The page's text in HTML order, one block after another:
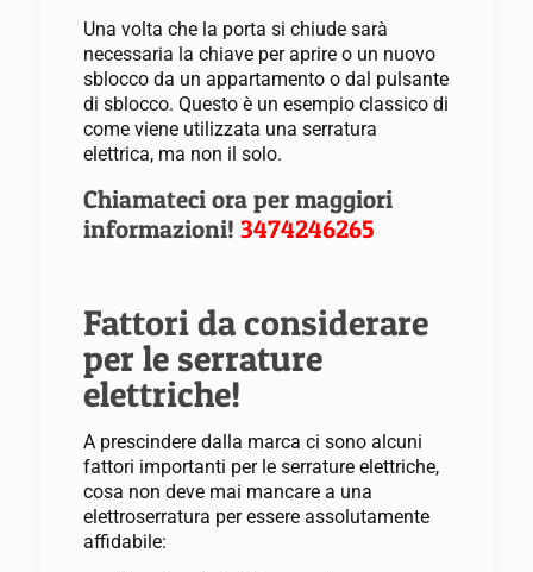
Una volta che la porta si chiude sarà
necessaria la chiave per aprire o un nuovo
sblocco da un appartamento o dal pulsante
di sblocco. Questo è un esempio classico di
come viene utilizzata una serratura
elettrica, ma non il solo.
Chiamateci ora per maggiori
informazioni! 3474246265
Fattori da considerare
per le serrature
elettriche!
A prescindere dalla marca ci sono alcuni
fattori importanti per le serrature elettriche,
cosa non deve mai mancare a una
elettroserratura per essere assolutamente
affidabile: